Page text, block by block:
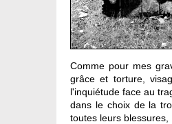
Comme pour mes
grâce et torture,
l'inquiétude face au
dans le choix de la
toutes leurs